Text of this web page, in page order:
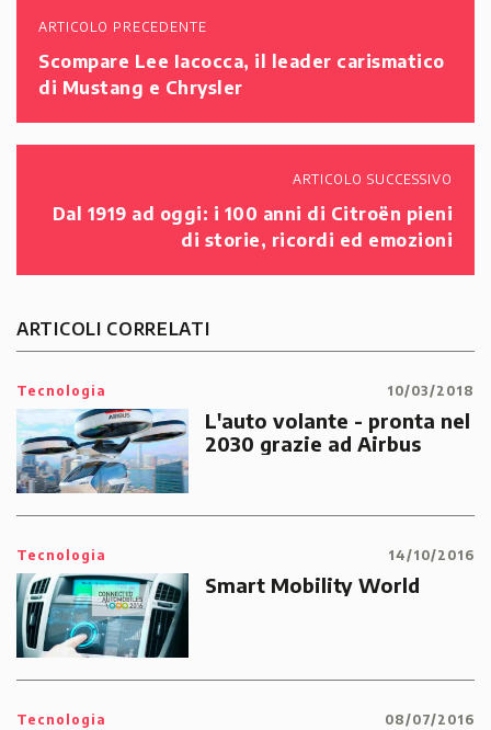
ARTICOLO PRECEDENTE
Scompare Lee Iacocca, il leader carismatico
di Mustang e Chrysler
ARTICOLO SUCCESSIVO
Dal 1919 ad oggi: i 100 anni di Citroën pieni
di storie, ricordi ed emozioni
ARTICOLI CORRELATI
Tecnologia 10/03/2018
L'auto volante - pronta nel
2030 grazie ad Airbus
Tecnologia 14/10/2016
Smart Mobility World
Tecnologia 08/07/2016